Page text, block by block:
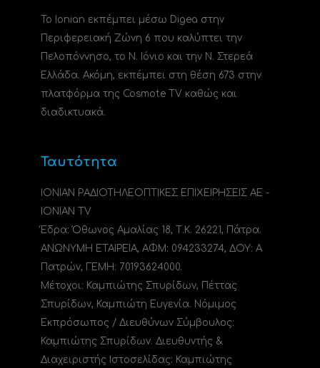
Το Ionian εκπέμπει μέσω Digea στην
Περιφερειακή Ζώνη 6 που καλύπτει την
Πελοπόννησο, το N. Ιόνιο και την Ν. Στερεά
Ελλάδα. Ακόμη, εκπέμπει στη θέση 673 στην
πλατφόρμα της Cosmote TV καθώς και
διαδικτυακά.
Ταυτότητα
ΙΟΝΙΑΝ ΡΑΔΙΟΤΗΛΕΟΠΤΙΚΕΣ ΕΠΙΧΕΙΡΗΣΕΙΣ ΑΕ -
IONIAN TV
Έδρα: Όθωνος Αμαλίας 18, Τ.Κ. 26221, Πάτρα.
ΑΝΩΝΥΜΗ ΕΤΑΙΡΕΙΑ, ΑΦΜ: 094233274, ΔΟΥ: A
Πατρών, ΓΕΜΗ: 70193624000.
Μέτοχοι: Καμπιώτης Σπυρίδων, Πέττας
Σπυρίδων, Καμπιώτη Ευγενία. Νόμιμος
Εκπρόσωπος / Διευθύνων Σύμβουλος:
Καμπιώτης Σπυρίδων. Διευθυντής &
Διαχειριστής Ιστοσελίδας: Καμπιώτης